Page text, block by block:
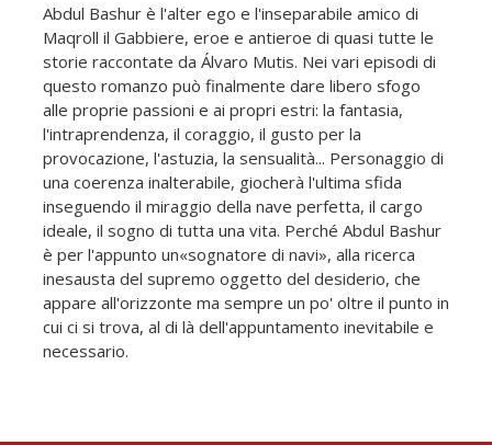
Abdul Bashur è l'alter ego e l'inseparabile amico di
Maqroll il Gabbiere, eroe e antieroe di quasi tutte le
storie raccontate da Álvaro Mutis. Nei vari episodi di
questo romanzo può finalmente dare libero sfogo
alle proprie passioni e ai propri estri: la fantasia,
l'intraprendenza, il coraggio, il gusto per la
provocazione, l'astuzia, la sensualità... Personaggio di
una coerenza inalterabile, giocherà l'ultima sfida
inseguendo il miraggio della nave perfetta, il cargo
ideale, il sogno di tutta una vita. Perché Abdul Bashur
è per l'appunto un«sognatore di navi», alla ricerca
inesausta del supremo oggetto del desiderio, che
appare all'orizzonte ma sempre un po' oltre il punto in
cui ci si trova, al di là dell'appuntamento inevitabile e
necessario.